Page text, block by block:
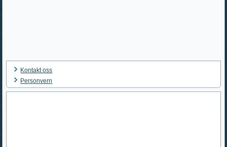
Kontakt oss
Personvern